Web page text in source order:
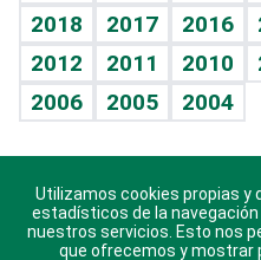
Eñe
Celebrando la vida
Sin complejos
En pocas palabras
Escuchando al corazón
Juegos
2018
2017 2016
2012
2011 2010
2006
2005 2004
Descarga nuestras
Utilizamos cookies propias y
estadísticos de la
nuestros servicios. Esto nos
que ofrecemos y mostrar